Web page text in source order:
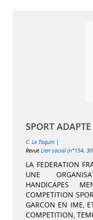
SPORT ADAPTE
C. Le Toquin |
Revue Lien social (n°154, 30
LA FEDERATION
UNE
HANDICAPES
COMPETITION
GARCON EN IME,
COMPETITION,